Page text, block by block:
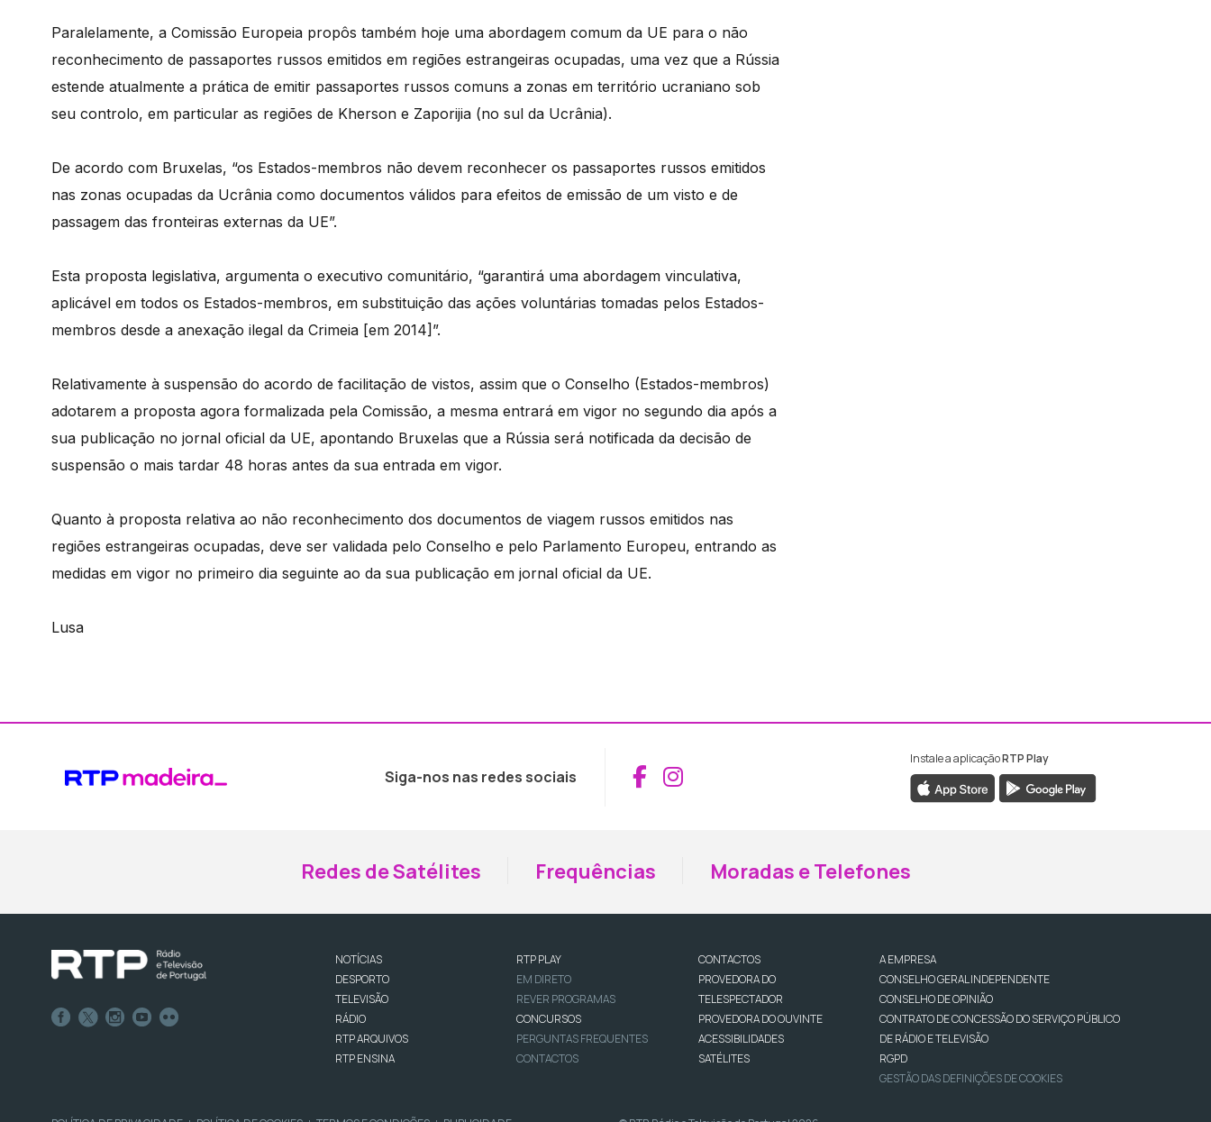
Paralelamente, a Comissão Europeia propôs também hoje uma abordagem comum da UE para o não
reconhecimento de passaportes russos emitidos em regiões estrangeiras ocupadas, uma vez que a Rússia
estende atualmente a prática de emitir passaportes russos comuns a zonas em território ucraniano sob
seu controlo, em particular as regiões de Kherson e Zaporijia (no sul da Ucrânia).
De acordo com Bruxelas, “os Estados-membros não devem reconhecer os passaportes russos emitidos
nas zonas ocupadas da Ucrânia como documentos válidos para efeitos de emissão de um visto e de
passagem das fronteiras externas da UE”.
Esta proposta legislativa, argumenta o executivo comunitário, “garantirá uma abordagem vinculativa,
aplicável em todos os Estados-membros, em substituição das ações voluntárias tomadas pelos Estados-
membros desde a anexação ilegal da Crimeia [em 2014]”.
Relativamente à suspensão do acordo de facilitação de vistos, assim que o Conselho (Estados-membros)
adotarem a proposta agora formalizada pela Comissão, a mesma entrará em vigor no segundo dia após a
sua publicação no jornal oficial da UE, apontando Bruxelas que a Rússia será notificada da decisão de
suspensão o mais tardar 48 horas antes da sua entrada em vigor.
Quanto à proposta relativa ao não reconhecimento dos documentos de viagem russos emitidos nas
regiões estrangeiras ocupadas, deve ser validada pelo Conselho e pelo Parlamento Europeu, entrando as
medidas em vigor no primeiro dia seguinte ao da sua publicação em jornal oficial da UE.
Lusa
Siga-nos nas redes sociais Aceder ao Facebook da RTP Madeira
Aceder ao Instagram da RTP Madeira
Instale a aplicaçãoRTP Play
Redes de Satélites Frequências Moradas e Telefones
NOTÍCIAS
DESPORTO
TELEVISÃO
RÁDIO
RTP ARQUIVOS
RTP ENSINA
RTP PLAY
EM DIRETO
REVER PROGRAMAS
CONCURSOS
PERGUNTAS FREQUENTES
CONTACTOS
CONTACTOS
PROVEDORA DO
TELESPECTADOR
PROVEDORA DO OUVINTE
ACESSIBILIDADES
SATÉLITES
A EMPRESA
CONSELHO GERAL INDEPENDENTE
CONSELHO DE OPINIÃO
CONTRATO DE CONCESSÃO DO SERVIÇO PÚBLICO
DE RÁDIO E TELEVISÃO
RGPD
GESTÃO DAS DEFINIÇÕES DE COOKIES